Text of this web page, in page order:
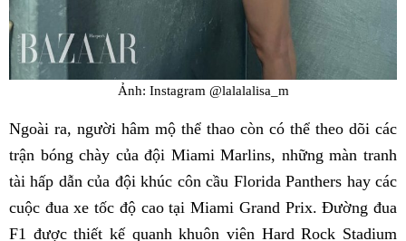
Ảnh: Instagram @lalalalisa_m
Ngoài ra, người hâm mộ thể thao còn có thể theo dõi các
trận bóng chày của đội Miami Marlins, những màn tranh
tài hấp dẫn của đội khúc côn cầu Florida Panthers hay các
cuộc đua xe tốc độ cao tại Miami Grand Prix. Đường đua
F1 được thiết kế quanh khuôn viên Hard Rock Stadium